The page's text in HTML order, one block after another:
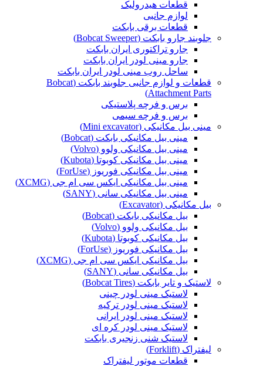
قطعات هیدرولیک
لوازم جانبی
قطعات برقی بابکت
جلوبند جارو بابکت (Bobcat Sweeper)
جارو تراکتوری ایران بابکت
جارو مینی لودر ایران بابکت
ساحل روب مینی لودر ایران بابکت
قطعات و لوازم جانبی جلوبند بابکت (Bobcat
Attachment Parts)
برس و فرچه پلاستیکی
برس و فرچه سیمی
مینی بیل مکانیکی (Mini excavator)
مینی بیل مکانیکی بابکت (Bobcat)
مینی بیل مکانیکی ولوو (Volvo)
مینی بیل مکانیکی کوبوتا (Kubota)
مینی بیل مکانیکی فوریوز (ForUse)
مینی بیل مکانیکی ایکس سی ام جی (XCMG)
مینی بیل مکانیکی سانی (SANY)
بیل مکانیکی (Excavator)
بیل مکانیکی بابکت (Bobcat)
بیل مکانیکی ولوو (Volvo)
بیل مکانیکی کوبوتا (Kubota)
بیل مکانیکی فوریوز (ForUse)
بیل مکانیکی ایکس سی ام جی (XCMG)
بیل مکانیکی سانی (SANY)
لاستیک و تایر بابکت (Bobcat Tires)
لاستیک مینی لودر چینی
لاستیک مینی لودر ترکیه
لاستیک مینی لودر ایرانی
لاستیک مینی لودر کره ای
لاستیک شنی زنجیری بابکت
لیفتراک (Forklift)
قطعات موتور لیفتراک